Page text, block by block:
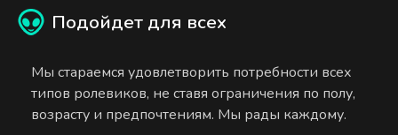
Подойдет для всех
Мы стараемся удовлетворить потребности всех
типов ролевиков, не ставя ограничения по полу,
возрасту и предпочтениям. Мы рады каждому.